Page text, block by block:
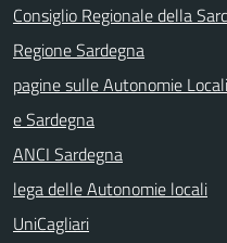
Consiglio Regionale della
Regione Sardegna
pagine sulle Autonomie
e Sardegna
ANCI Sardegna
lega delle Autonomie locali
UniCagliari